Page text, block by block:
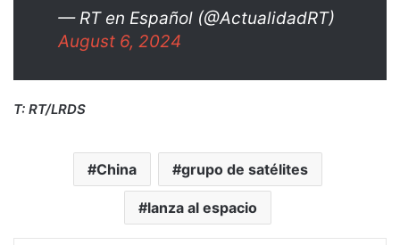
— RT en Español (@ActualidadRT)
August 6, 2024
T: RT/LRDS
China grupo de satélites
lanza al espacio